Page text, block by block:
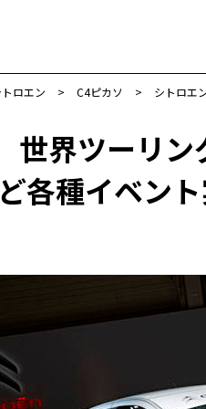
ロエン > C4ピカソ > シトロエ
界ツーリン
各種イベン